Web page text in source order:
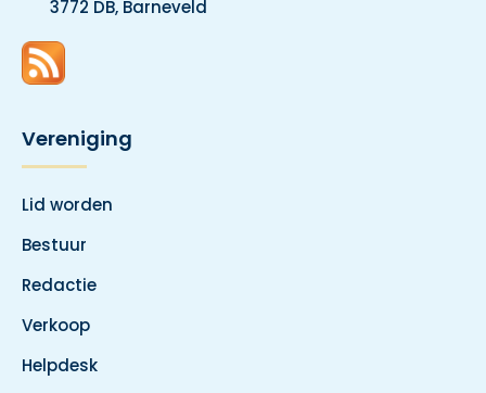
3772 DB, Barneveld
Vereniging
Lid worden
Bestuur
Redactie
Verkoop
Helpdesk